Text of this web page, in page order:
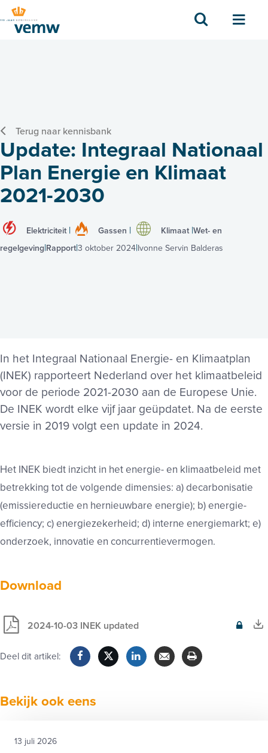
Zoek
Terug naar kennisbank
Update: Integraal Nationaal
Plan Energie en Klimaat
2021-2030
Elektriciteit Gassen Klimaat Wet- en
regelgeving Rapport3 oktober 2024 Ivonne Servin Balderas
In het Integraal Nationaal Energie- en Klimaatplan
(INEK) rapporteert Nederland over het klimaatbeleid
voor de periode 2021-2030 aan de Europese Unie.
De INEK wordt elke vijf jaar geüpdatet. Na de eerste
versie in 2019 volgt een update in 2024.
Het INEK biedt inzicht in het energie- en klimaatbeleid met
betrekking tot de volgende dimensies: a) decarbonisatie
(emissiereductie en hernieuwbare energie); b) energie-
efficiency; c) energiezekerheid; d) interne energiemarkt; e)
onderzoek, innovatie en concurrentievermogen.
Download
2024-10-03 INEK updated
Exclusief
leden
Deel dit artikel:
Bekijk ook eens
13 juli 2026